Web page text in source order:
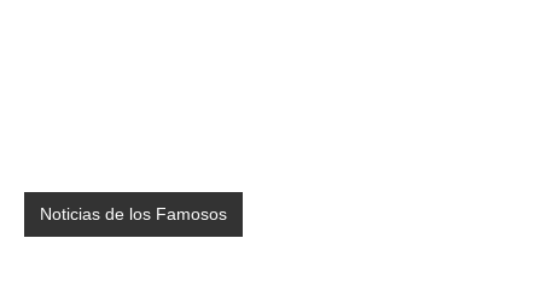
Noticias de los Famosos